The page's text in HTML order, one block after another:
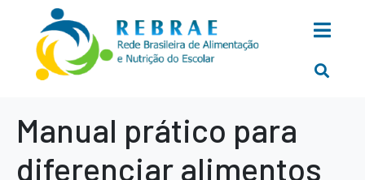
Manual prático para
diferenciar alimentos